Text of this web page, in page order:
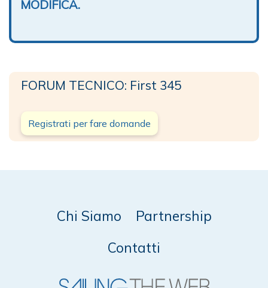
MODIFICA.
FORUM TECNICO: First 345
Registrati per fare domande
Chi Siamo
Partnership
Contatti